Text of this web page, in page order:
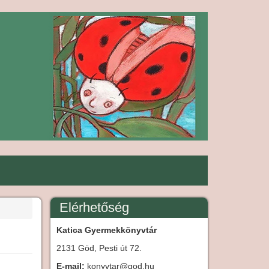
Elérhetőség
Katica Gyermekkönyvtár
2131 Göd, Pesti út 72.
E-mail: konyvtar@god.hu